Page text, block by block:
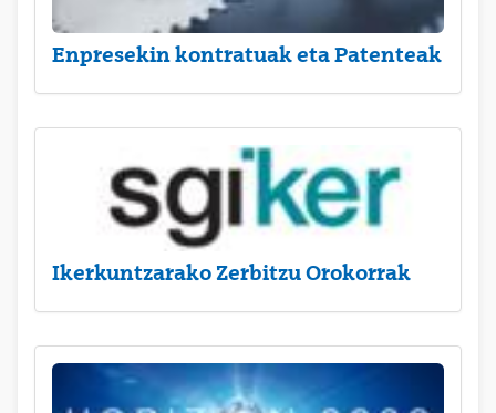
Enpresekin kontratuak eta Patenteak
Ikerkuntzarako Zerbitzu Orokorrak